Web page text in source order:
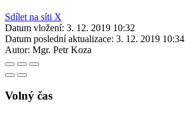
Sdílet na síti X
Datum vložení: 3. 12. 2019 10:32
Datum poslední aktualizace: 3. 12. 2019 10:34
Autor: Mgr. Petr Koza
Volný čas